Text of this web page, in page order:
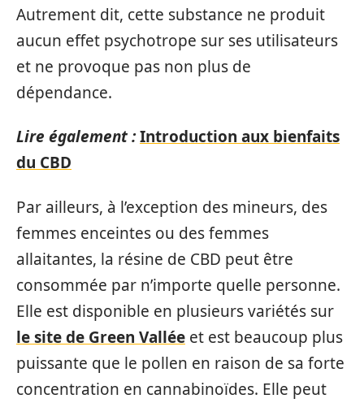
Autrement dit, cette substance ne produit
aucun effet psychotrope sur ses utilisateurs
et ne provoque pas non plus de
dépendance.
Lire également :Introduction aux bienfaits
du CBD
Par ailleurs, à l’exception des mineurs, des
femmes enceintes ou des femmes
allaitantes, la résine de CBD peut être
consommée par n’importe quelle personne.
Elle est disponible en plusieurs variétés sur
le site de Green Vallée et est beaucoup plus
puissante que le pollen en raison de sa forte
concentration en cannabinoïdes. Elle peut